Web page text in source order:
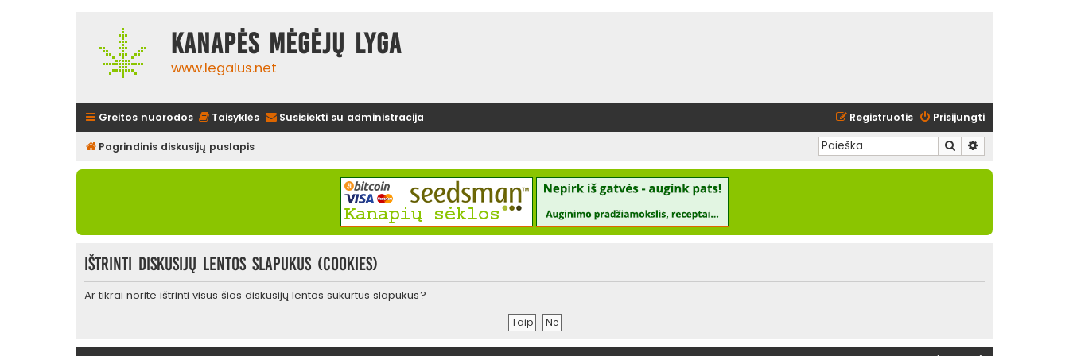
Kanapės mėgėjų lyga
www.legalus.net
Greitos nuorodos Taisyklės Susisiekti su administracija Prisijungti
Registruotis
Pagrindinis diskusijų puslapis Ieškoti
Ištrinti diskusijų lentos slapukus (cookies)
Ar tikrai norite ištrinti visus šios diskusijų lentos sukurtus slapukus?